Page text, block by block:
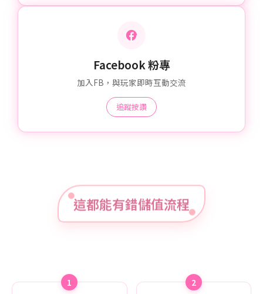
Facebook 粉專
加入FB，與玩家即時互動交流
追蹤按讚
這都能有錯儲值流程
1 2